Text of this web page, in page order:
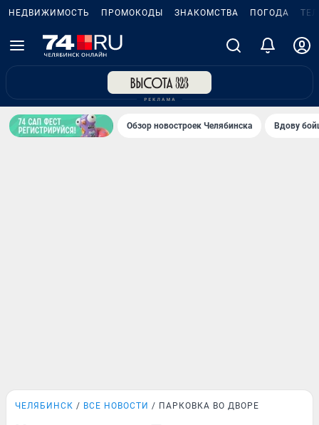
НЕДВИЖИМОСТЬ ПРОМОКОДЫ ЗНАКОМСТВА ПОГОДА
Обзор новостроек Челябинска Вдову
ЧЕЛЯБИНСК ВСЕ НОВОСТИ ПАРКОВКА ВО ДВОРЕ